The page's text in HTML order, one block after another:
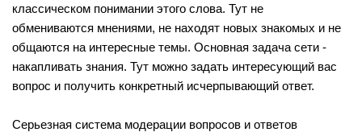
классическом понимании этого слова. Тут не
обмениваются мнениями, не находят новых знакомых и не
общаются на интересные темы. Основная задача сети -
накапливать знания. Тут можно задать интересующий вас
вопрос и получить конкретный исчерпывающий ответ.
Серьезная система модерации вопросов и ответов